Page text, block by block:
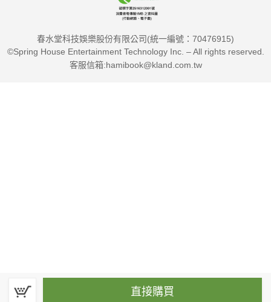
直接購買
春水堂科技娛樂股份有限公司(統一編號：70476915)
©Spring House Entertainment Technology Inc. – All rights reserved.
客服信箱:hamibook@kland.com.tw